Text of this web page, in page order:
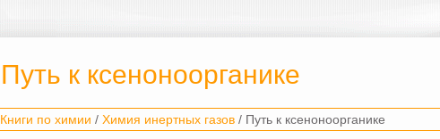
Путь к ксеноноорганике
Книги по химии / Химия инертных газов / Путь к ксеноноорганике